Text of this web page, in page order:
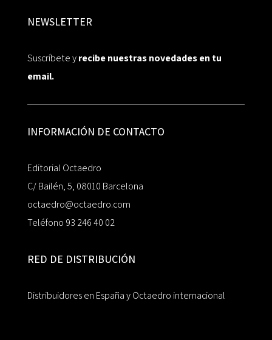
NEWSLETTER
Suscríbete yrecibe nuestras novedades en tu
email.
INFORMACIÓN DE CONTACTO
Editorial Octaedro
C/ Bailén, 5, 08010 Barcelona
octaedro@octaedro.com
Teléfono 93 246 40 02
RED DE DISTRIBUCIÓN
Distribuidores en España y Octaedro internacional